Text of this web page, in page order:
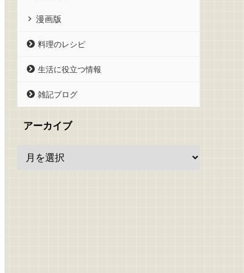
漫画版
料理のレシピ
生活に役立つ情報
雑記ブログ
アーカイブ